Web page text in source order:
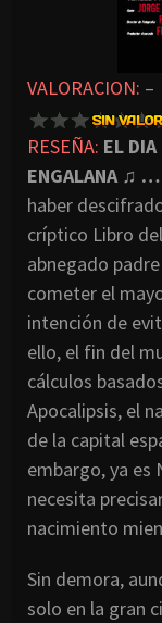
VALORACION: –
RESEÑA: EL
ENGALANA ♫ …
haber
críptico Libro
abnegado
cometer el
intención de
ello, el fin del
cálculos
Apocalipsis, el
de la capital
embargo, ya es
necesita
nacimiento
Sin demora,
solo en la gran